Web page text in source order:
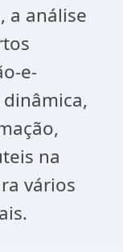
a análise
e-
na
vários